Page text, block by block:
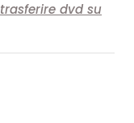
trasferire dvd su